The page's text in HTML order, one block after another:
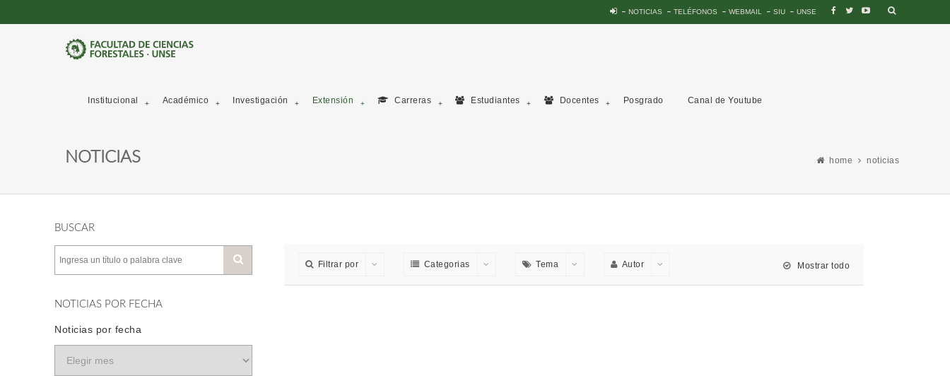
NOTICIAS TELÉFONOS WEBMAIL SIU UNSE
Institucional Académico Investigación Extensión Carreras Estudiantes Docentes Posgrado Canal de Youtube
NOTICIAS home noticias
BUSCAR
NOTICIAS POR FECHA
Noticias por fecha
Filtrar por Categorias Tema Autor Mostrar todo